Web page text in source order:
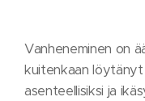
Vanheneminen on
kuitenkaan löytänyt
asenteellisiksi ja